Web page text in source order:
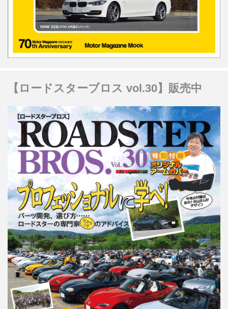
【ロードスターブロス vol.30】販売中